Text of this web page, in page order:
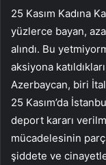
25 Kasım Kadına
yüzlerce bayan,
alındı. Bu
aksiyona
Azerbaycan, biri
25 Kasım’da
deport kararı
mücadelesinin
şiddete ve